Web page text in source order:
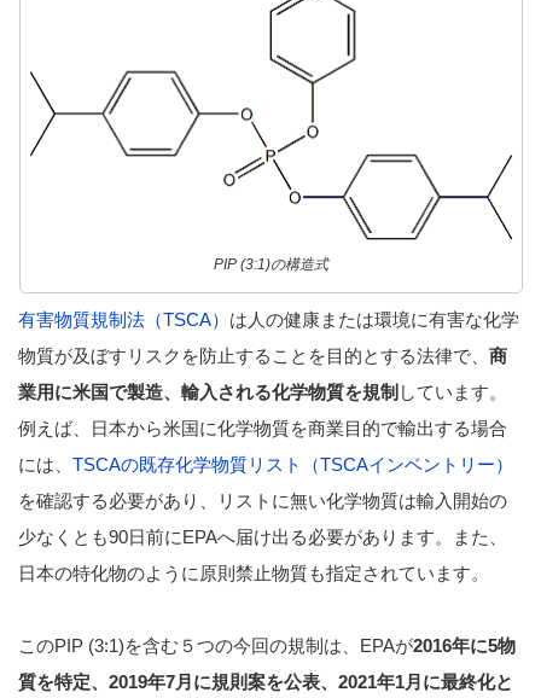
PIP (3:1)の構造式
有害物質規制法（TSCA） は人の健康または環境に有害な化学
物質が及ぼすリスクを防止することを目的とする法律で、 商
業用に米国で製造、輸入される化学物質を規制 しています。
例えば、日本から米国に化学物質を商業目的で輸出する場合
には、 TSCAの既存化学物質リスト（TSCAインベントリー）
を確認する必要があり、リストに無い化学物質は輸入開始の
少なくとも90日前にEPAへ届け出る必要があります。また、
日本の特化物のように原則禁止物質も指定されています。
このPIP (3:1)を含む５つの今回の規制は、EPAが2016年に5物
質を特定、2019年7月に規則案を公表、2021年1月に最終化と